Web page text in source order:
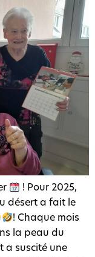
! Pour 2025,
désert a fait le
! Chaque mois
la peau du
a suscité une